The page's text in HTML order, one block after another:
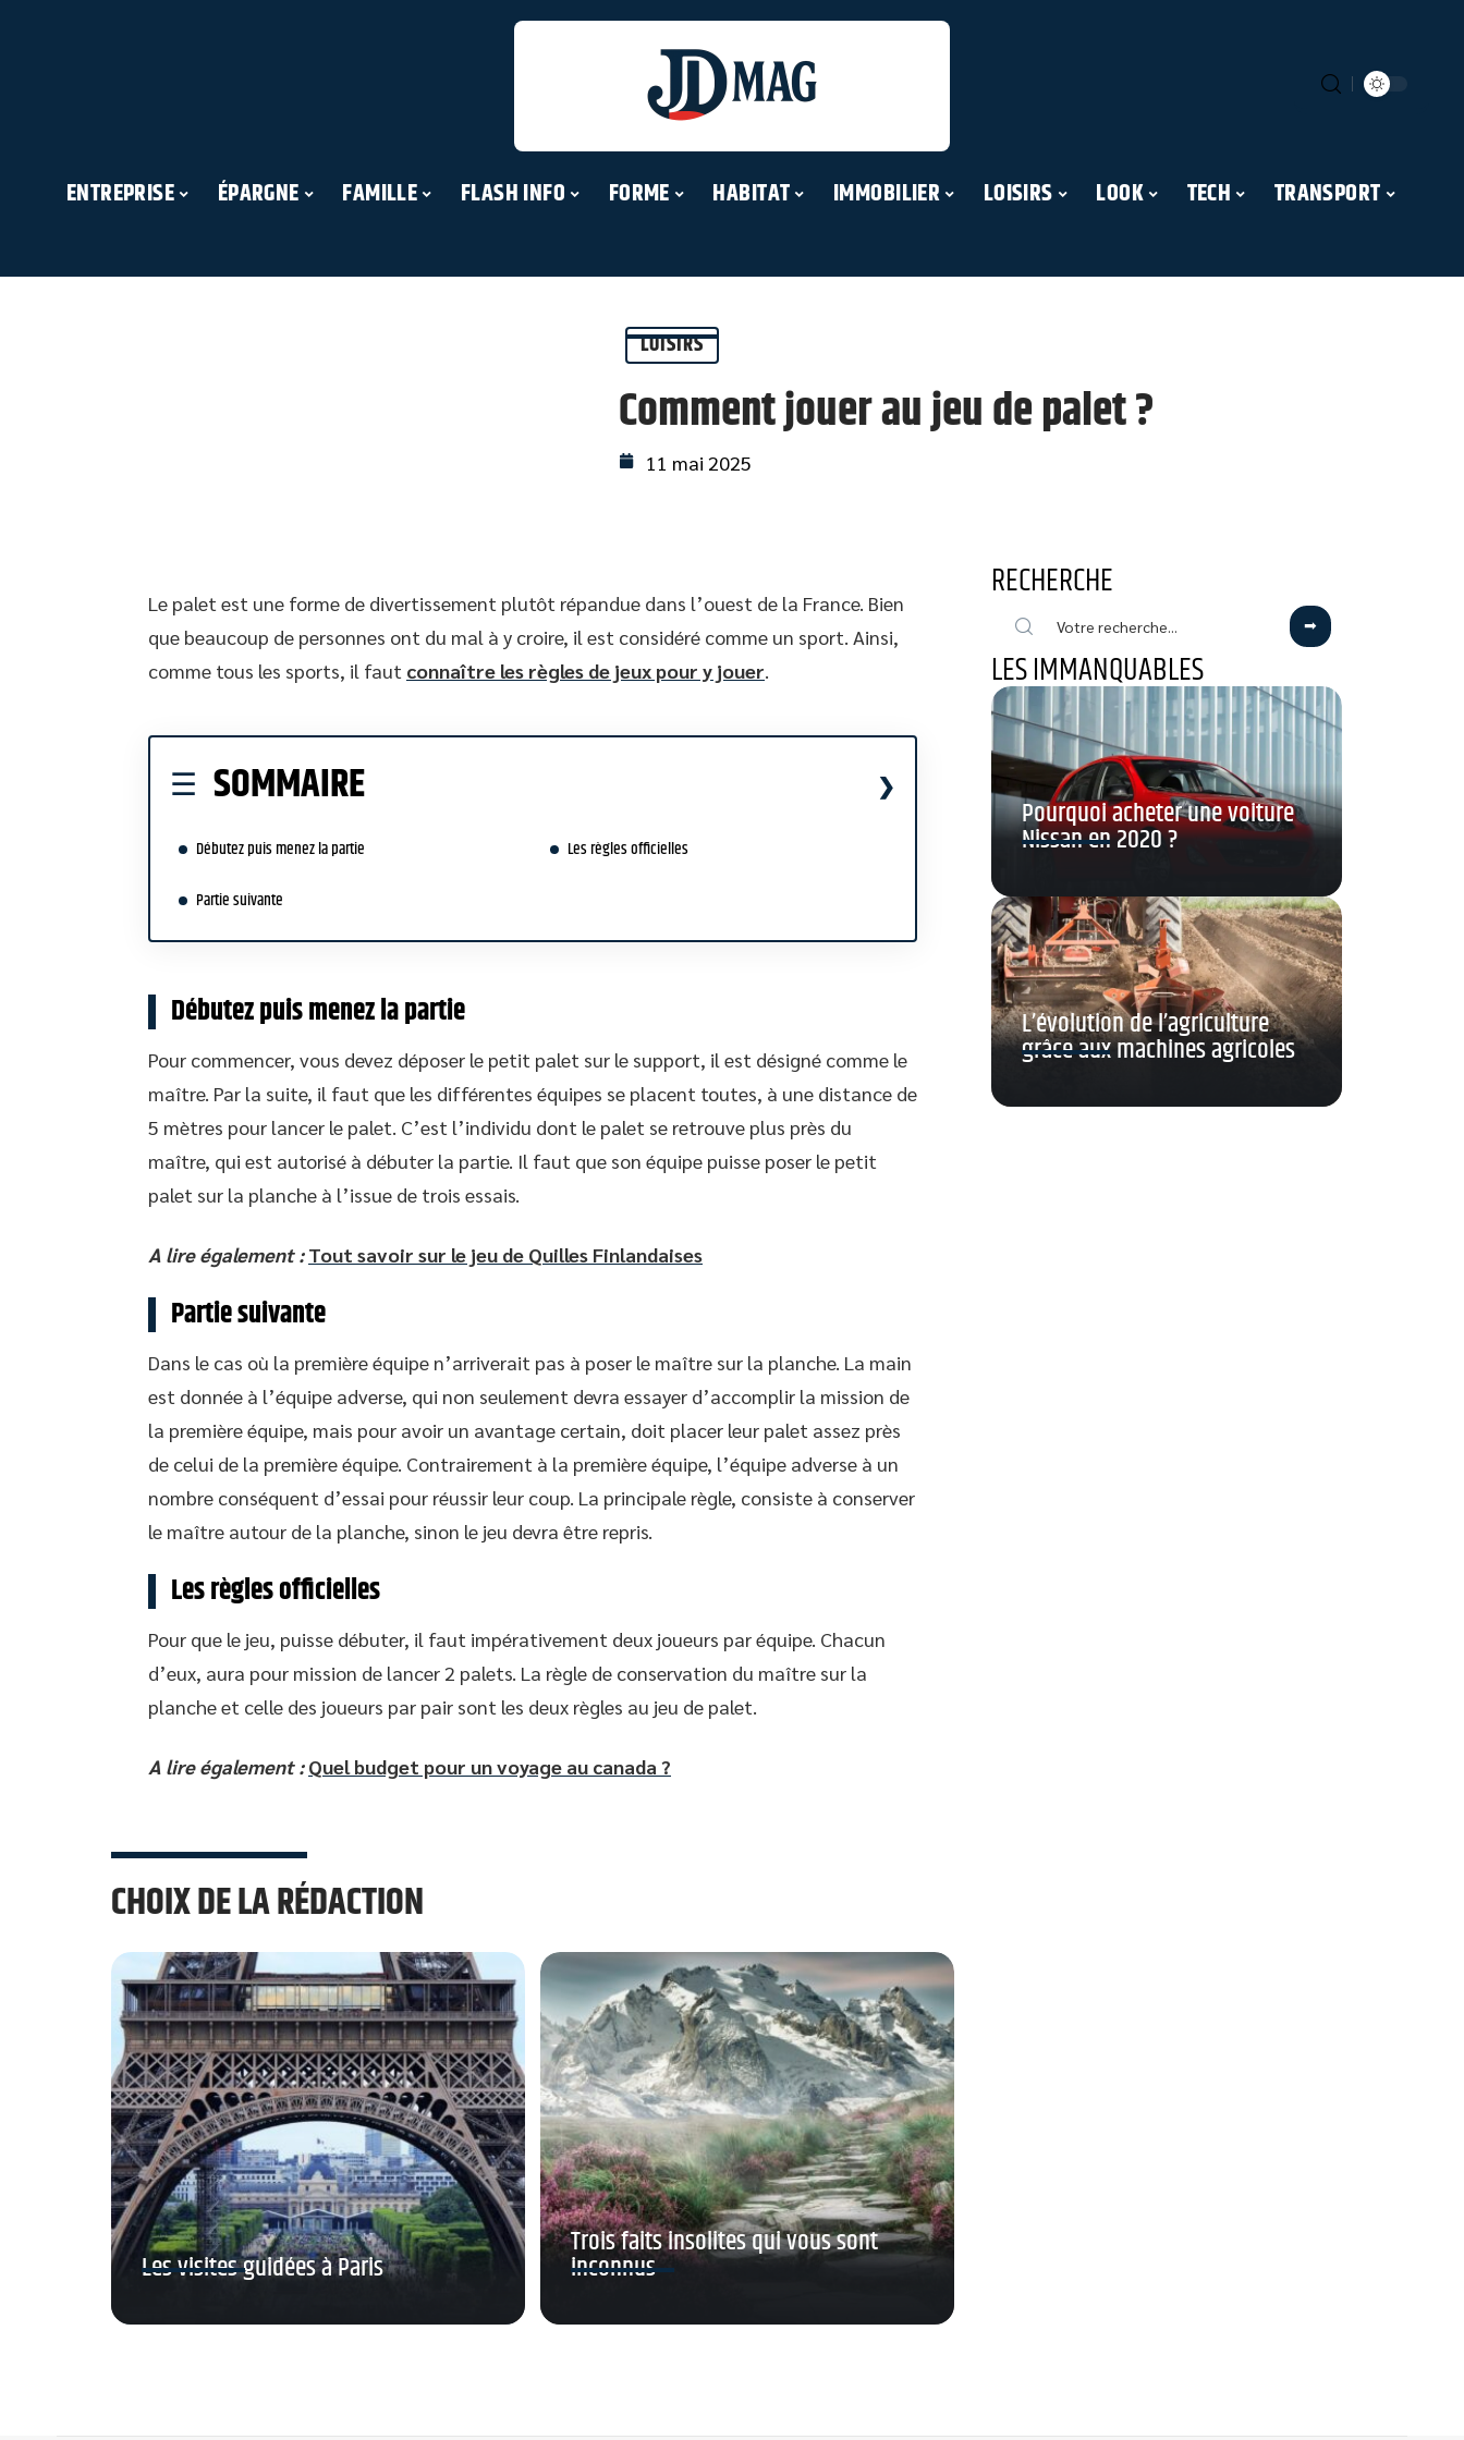
ENTREPRISE ÉPARGNE FAMILLE FLASH INFO FORME HABITAT IMMOBILIER LOISIRS LOOK TECH TRANSPORT
LOISIRS
Comment jouer au jeu de palet ?
11 mai 2025
Le palet est une forme de divertissement plutôt répandue dans l’ouest de la France. Bien
que beaucoup de personnes ont du mal à y croire, il est considéré comme un sport. Ainsi,
comme tous les sports, il faut connaître les règles de jeux pour y jouer.
SOMMAIRE
Débutez puis menez la partie
Partie suivante
Les règles officielles
Débutez puis menez la partie
Pour commencer, vous devez déposer le petit palet sur le support, il est désigné comme le
maître. Par la suite, il faut que les différentes équipes se placent toutes, à une distance de
5 mètres pour lancer le palet. C’est l’individu dont le palet se retrouve plus près du
maître, qui est autorisé à débuter la partie. Il faut que son équipe puisse poser le petit
palet sur la planche à l’issue de trois essais.
A lire également : Tout savoir sur le jeu de Quilles Finlandaises
Partie suivante
Dans le cas où la première équipe n’arriverait pas à poser le maître sur la planche. La main
est donnée à l’équipe adverse, qui non seulement devra essayer d’accomplir la mission de
la première équipe, mais pour avoir un avantage certain, doit placer leur palet assez près
de celui de la première équipe. Contrairement à la première équipe, l’équipe adverse à un
nombre conséquent d’essai pour réussir leur coup. La principale règle, consiste à conserver
le maître autour de la planche, sinon le jeu devra être repris.
Les règles officielles
Pour que le jeu, puisse débuter, il faut impérativement deux joueurs par équipe. Chacun
d’eux, aura pour mission de lancer 2 palets. La règle de conservation du maître sur la
planche et celle des joueurs par pair sont les deux règles au jeu de palet.
A lire également : Quel budget pour un voyage au canada ?
CHOIX DE LA RÉDACTION
Les visites guidées à Paris
Trois faits insolites qui vous sont
inconnus
RECHERCHE
LES IMMANQUABLES
Pourquoi acheter une voiture
Nissan en 2020 ?
L’évolution de l’agriculture
grâce aux machines agricoles